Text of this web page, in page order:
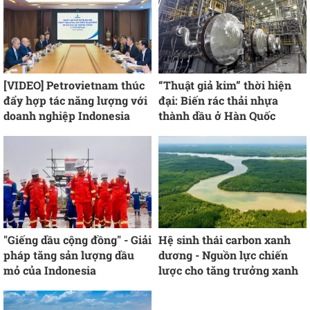
[VIDEO] Petrovietnam thúc
đẩy hợp tác năng lượng với
doanh nghiệp Indonesia
“Thuật giả kim” thời hiện
đại: Biến rác thải nhựa
thành dầu ở Hàn Quốc
"Giếng dầu cộng đồng" - Giải
pháp tăng sản lượng dầu
mỏ của Indonesia
Hệ sinh thái carbon xanh
dương - Nguồn lực chiến
lược cho tăng trưởng xanh